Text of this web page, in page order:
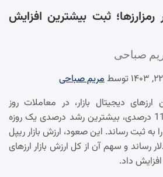
رمزارزها؛ ثبت بیشترین افزایش
صباحی
مریم صباحی
دیجیتال بازار، در معاملات روز
چهارشنبه با افزایش 11.19 درصدی، بیشترین رشد درصدی یک روزه
به ثبت رساند. این صعود، ارزش بازار ریپل
میلیارد دلار رساند و سهم آن از کل ارزش بازار ارزهای